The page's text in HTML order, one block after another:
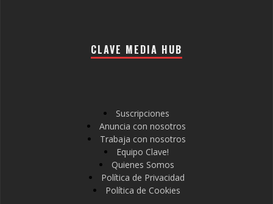
CLAVE MEDIA HUB
Suscripciones
Anuncia con nosotros
Trabaja con nosotros
Equipo Clave!
Quienes Somos
Política de Privacidad
Política de Cookies